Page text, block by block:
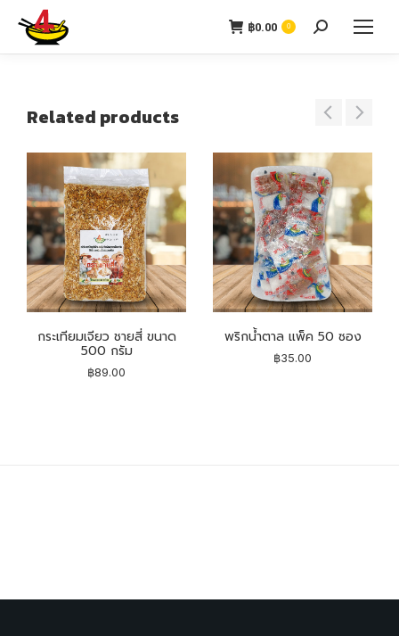
฿0.00 0
Related products
กระเทียมเจียว ชายสี่ ขนาด
500 กรัม
฿89.00
พริกน้ำตาล แพ็ค 50 ซอง
฿35.00